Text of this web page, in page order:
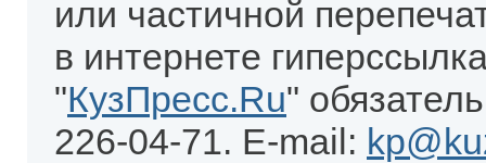
или частичной
в интернете
"КузПресс.Ru"
226-04-71. E-mail: